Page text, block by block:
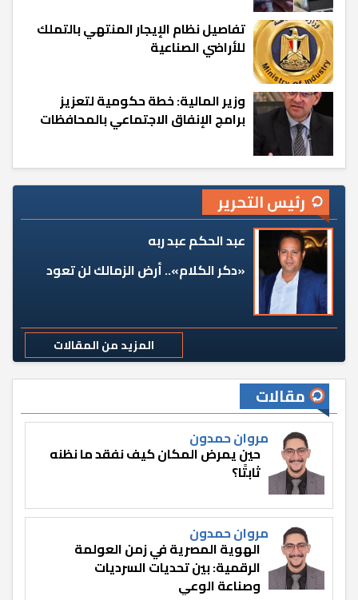
تفاصيل نظام الإيجار المنتهي بالتملك
للأراضي الصناعية
وزير المالية: خطة حكومية لتعزيز
برامج الإنفاق الاجتماعي بالمحافظات
رئيس التحرير
عبد الحكم عبد ربه
«دكر الكلام».. أرض الزمالك لن تعود
المزيد من المقالات
مقالات
مروان حمدون
حين يمرض المكان كيف نفقد ما نظنه
ثابتًا؟
مروان حمدون
الهوية المصرية في زمن العولمة
الرقمية: بين تحديات السرديات
وصناعة الوعي